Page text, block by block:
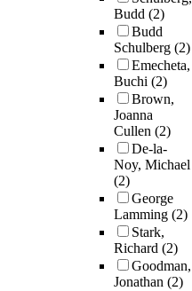
Budd (2)
Budd
Schulberg (2)
Emecheta,
Buchi (2)
Brown,
Joanna
Cullen (2)
De-la-
Noy, Michael
(2)
George
Lamming (2)
Stark,
Richard (2)
Goodman,
Jonathan (2)